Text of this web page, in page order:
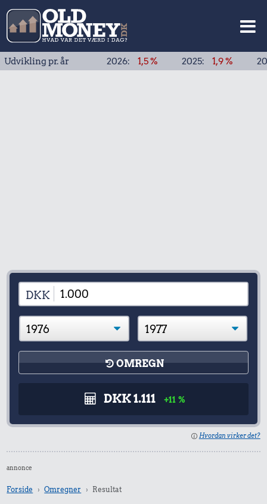
pr. år2026: 1,5 % 2025: 1,9 % 2024: 1,9 %
DKK
OMREGN
DKK 1.111 +11 %
Hvordan virker det?
annonce
Forside Omregner Resultat